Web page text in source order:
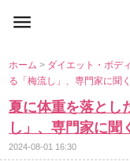
ホーム> ダイエット・ボデ
る「梅流し」、専門家に聞
夏に体重を落と
し」、専門家に聞
2024-08-01 16:30